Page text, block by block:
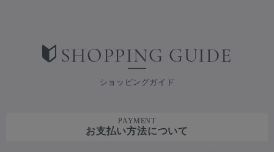
SHOPPING GUIDE
ショッピングガイド
PAYMENT
お支払い方法について